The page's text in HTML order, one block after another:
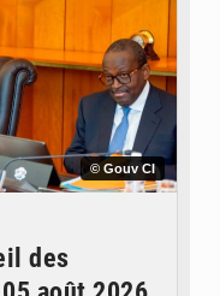
© Gouv CI
des